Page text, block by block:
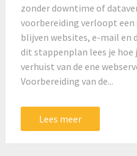
zonder downtime of
voorbereiding verloopt
blijven websites, e-mail en
dit stappenplan lees je hoe
verhuist van de ene
Voorbereiding van de...
Lees meer